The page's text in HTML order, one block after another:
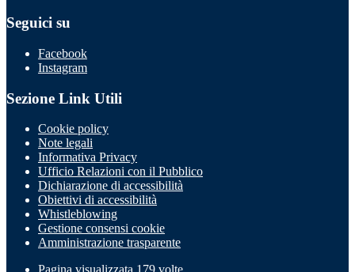
Seguici su
Facebook
Instagram
Sezione Link Utili
Cookie policy
Note legali
Informativa Privacy
Ufficio Relazioni con il Pubblico
Dichiarazione di accessibilità
Obiettivi di accessibilità
Whistleblowing
Gestione consensi cookie
Amministrazione trasparente